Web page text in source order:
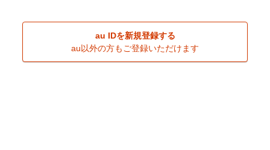
au IDを新規登録する
au以外の方もご登録いただけます